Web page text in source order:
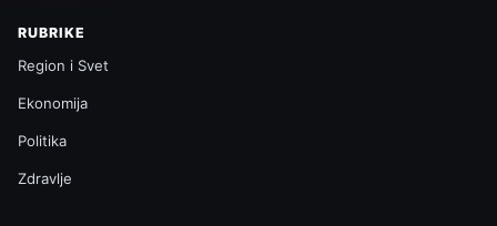
RUBRIKE
Region i Svet
Ekonomija
Politika
Zdravlje